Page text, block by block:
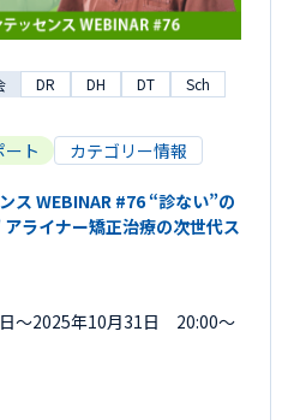
DR DH DT
Sch
ート カテゴリー情報
ス WEBINAR #76 “診ない”の
ライナー矯正治療の次世代ス
〜2025年10月31日 20:00～